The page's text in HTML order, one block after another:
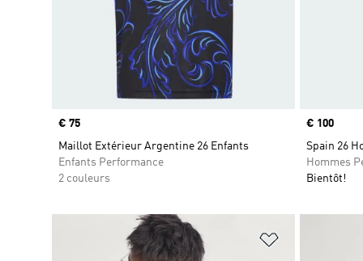
Prix
€ 75
Maillot Extérieur Argentine 26 Enfants
Enfants Performance
2 couleurs
Prix
€ 100
Spain 26
Hommes
Bientôt!
Ajouter à la